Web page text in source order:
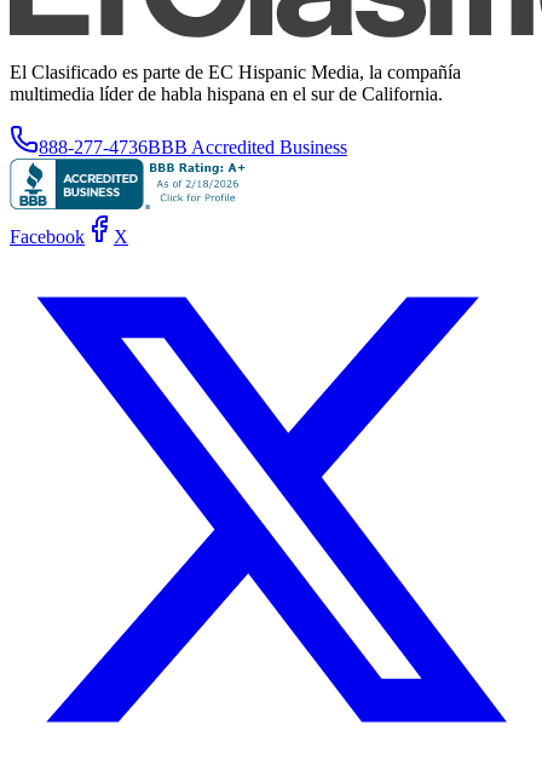
El Clasificado es parte de EC Hispanic Media, la compañía
multimedia líder de habla hispana en el sur de California.
888-277-4736BBB Accredited Business
Facebook X